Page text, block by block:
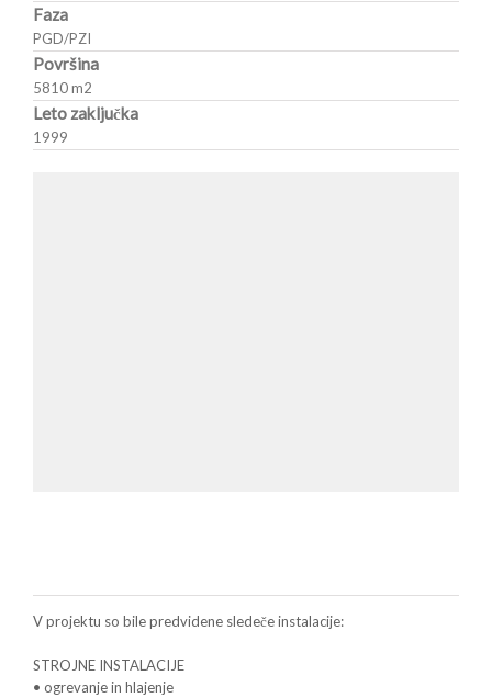
Faza
PGD/PZI
Površina
5810 m2
Leto zaključka
1999
V projektu so bile predvidene sledeče instalacije:
STROJNE INSTALACIJE
• ogrevanje in hlajenje